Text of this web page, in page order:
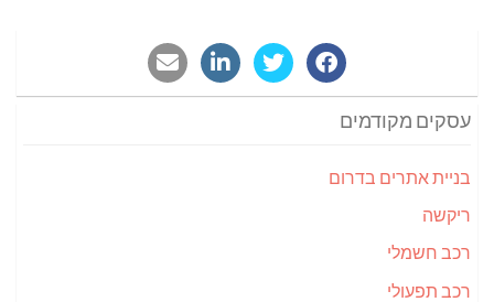
עסקים מקודמים
בניית אתרים בדרום
ריקשה
רכב חשמלי
רכב תפעולי